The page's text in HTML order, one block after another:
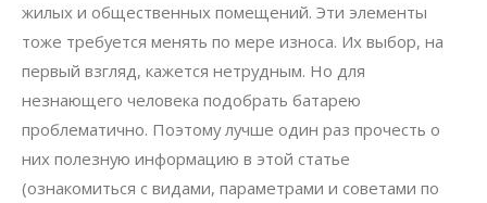
жилых и общественных помещений. Эти элементы
тоже требуется менять по мере износа. Их выбор, на
первый взгляд, кажется нетрудным. Но для
незнающего человека подобрать батарею
проблематично. Поэтому лучше один раз прочесть о
них полезную информацию в этой статье
(ознакомиться с видами, параметрами и советами по